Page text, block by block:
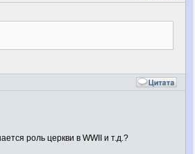
роль церкви в WWII и т.д.?